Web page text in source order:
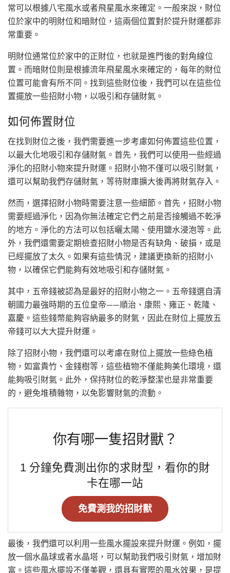
常可以根據八宅風水或者飛星風水來確定。一般來說，財位
位於家中的明財位和暗財位，這兩個位置對於提升財運都非
常重要。
明財位通常位於家中的正財位，也就是進門後的對角線位
置。而暗財位則是根據流年飛星風水來確定的，每年的財位
位置可能會有所不同。找到這些財位後，我們可以在這些位
置擺放一些招財小物，以吸引和存儲財氣。
如何佈置財位
在找到財位之後，我們需要進一步考慮如何佈置這些位置，
以最大化地吸引和存儲財氣。首先，我們可以使用一些經過
淨化的招財小物來提升財運。招財小物不僅可以吸引財氣，
還可以幫助我們存儲財氣，等待財庫擴大後再將財氣存入。
然而，選擇招財小物時需要注意一些細節。首先，招財小物
需要經過淨化，因為你無法確定它們之前是否接觸過不乾淨
的地方。淨化的方法可以包括曬太陽、使用鹽水浸泡等。此
外，我們還需要定期檢查招財小物是否有缺角、破損，或是
已經擺放了太久。如果有這些情況，建議更換新的招財小
物，以確保它們能夠有效地吸引和存儲財氣。
其中，五帝錢被認為是最好的招財小物之一。五帝錢選自清
朝國力最強時期的五位皇帝——順治、康熙、雍正、乾隆、
嘉慶。這些錢幣能夠容納最多的財氣，因此在財位上擺放五
帝錢可以大大提升財運。
除了招財小物，我們還可以考慮在財位上擺放一些綠色植
物，如富貴竹、金錢樹等，這些植物不僅能夠美化環境，還
能夠吸引財氣。此外，保持財位的乾淨整潔也是非常重要
的，避免堆積雜物，以免影響財氣的流動。
你有哪一隻招財獸？
1 分鐘免費測出你的求財型，看你的財
卡在哪一站
免費測我的招財獸
最後，我們還可以利用一些風水擺設來提升財運。例如，擺
放一個水晶球或者水晶塔，可以幫助我們吸引財氣，增加財
富。這些風水擺設不僅美觀，還具有實際的風水效果，是提